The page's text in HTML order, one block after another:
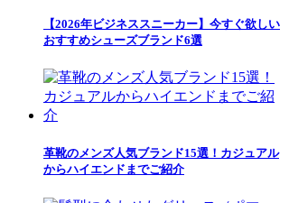
【2026年ビジネススニーカー】今すぐ欲しい
おすすめシューズブランド6選
革靴のメンズ人気ブランド15選！カジュアル
からハイエンドまでご紹介